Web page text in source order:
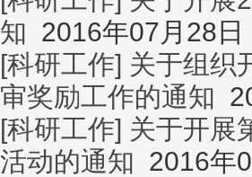
知 2016年07月28日
[科研工作] 关于组织
审奖励工作的通知
[科研工作] 关于开展
活动的通知 2016年